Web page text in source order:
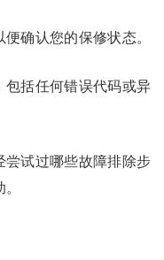
确认您的保修状态。
包括任何错误代码或异
尝试过哪些故障排除步